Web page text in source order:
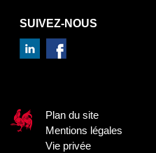
SUIVEZ-NOUS
Plan du site
Mentions légales
Vie privée